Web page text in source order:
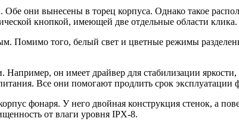
они вынесены в торец корпуса. Однако такое
кнопкой, имеющей две отдельные области клика.
Помимо того, белый свет и цветные режимы
он имеет драйвер для стабилизации
Все они помогают продлить срок эксплуатации
фонаря. У него двойная конструкция стенок, а
от влаги уровня IPX-8.